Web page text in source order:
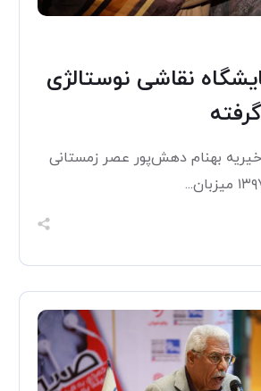
نقاشی نوستالژی
بهنام دهش‌پور عصر زمستانی